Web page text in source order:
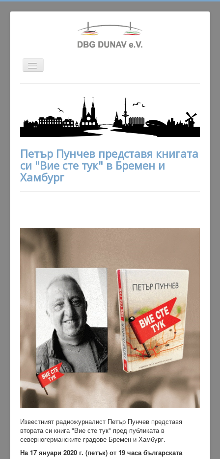
Превключи
навигация
Сдружението
Училище
Народни танци
Гaлерия
Партньори
Петър Пунчев представя книгата
си "Вие сте тук" в Бремен и
Хамбург
Известният радиожурналист Петър Пунчев представя
втората си книга "Вие сте тук" пред публиката в
северногерманските градове Бремен и Хамбург.
На 17 януари 2020 г. (петък) от 19 часа българската